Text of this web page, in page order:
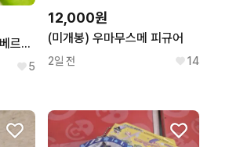
우마무스메 프리티더비 베르시나 피규어
5
12,000원
(미개봉) 우마무스메 피규어
2일 전 14